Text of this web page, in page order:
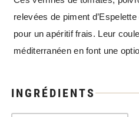
relevées de piment
pour un apéritif frais. Leur
méditerranéen en font une
INGRÉDIENTS